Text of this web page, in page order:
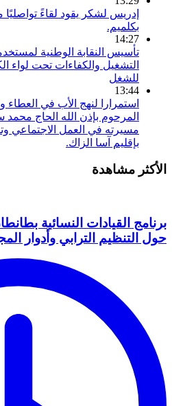
إدريس لشكر يقود لقاءً تواصليًا
بكلميم.
14:27
تأسيس النقابة الوطنية
التشغيل والكفاءات تحت لواء
للشغل
13:44
استمرارا لنهج الأب في
المرحوم بإذن الله الحاج محمد
مسيرته في العمل الاجتماعي
بإقليم آسا الزاك.
الأكثر مشاهدة
برنامج القيادات النسائية
حول التنظيم الترابي وأدوار